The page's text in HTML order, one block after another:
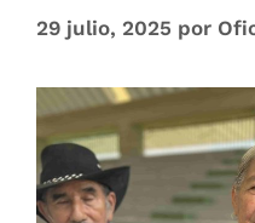
29 julio, 2025 por